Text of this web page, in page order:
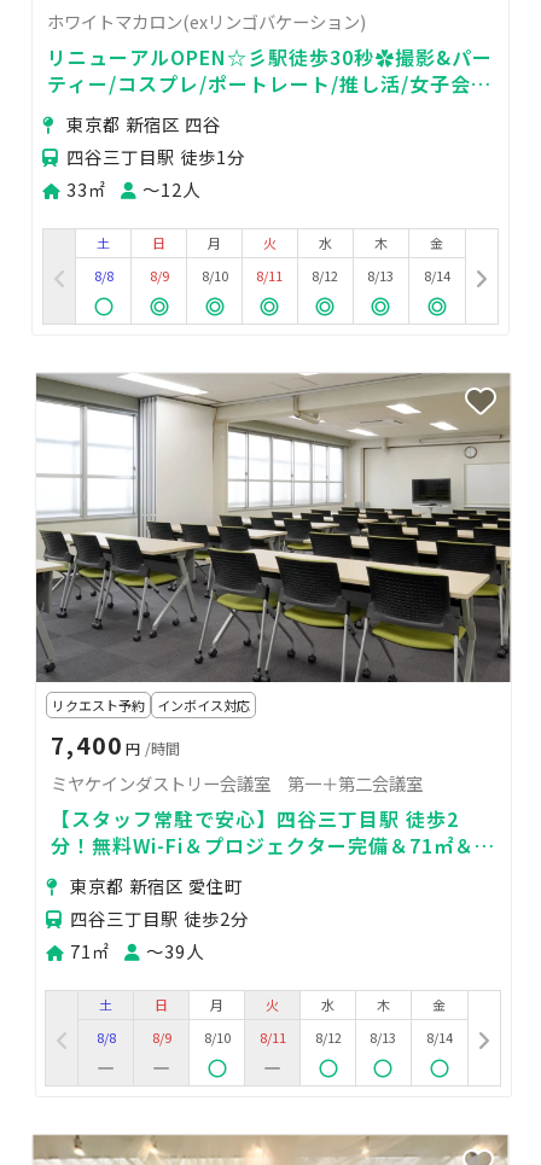
ホワイトマカロン(exリンゴバケーション)
リニューアルOPEN☆彡駅徒歩30秒✿撮影&パー
ティー/コスプレ/ポートレート/推し活/女子会/
撮影会/インタビュー/オフ会/ポップアップ
東京都 新宿区 四谷
四谷三丁目駅 徒歩1分
33㎡
〜12人
土
8/8
日
8/9
月
8/10
火
8/11
水
8/12
木
8/13
金
8/14
リクエスト予約 インボイス対応
7,400 円 /時間
ミヤケインダストリー会議室 第一＋第二会議室
【スタッフ常駐で安心】四谷三丁目駅 徒歩2
分！無料Wi-Fi＆プロジェクター完備＆71㎡＆
39名着席可能な貸会議室
東京都 新宿区 愛住町
四谷三丁目駅 徒歩2分
71㎡
〜39人
土
8/8
日
8/9
月
8/10
火
8/11
水
8/12
木
8/13
金
8/14